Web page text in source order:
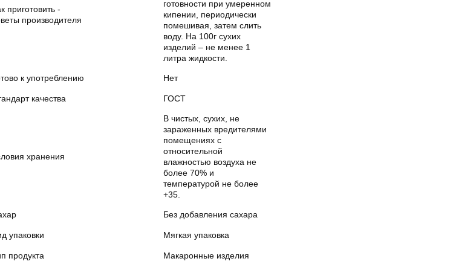
приготовить -
производителя
готовности при умеренном
кипении, периодически
помешивая, затем слить
воду. На 100г сухих
изделий – не менее 1
литра жидкости.
к употреблению Нет
качества ГОСТ
хранения
В чистых, сухих, не
зараженных вредителями
помещениях с
относительной
влажностью воздуха не
более 70% и
температурой не более
+35.
Без добавления сахара
упаковки Мягкая упаковка
продукта Макаронные изделия